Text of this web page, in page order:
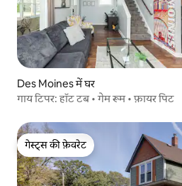
Des Moines में घर
गाय टिपर: हॉट टब • गेम रूम • फ़ायर पिट
गेस्ट्स की फ़ेवरेट
गेस्ट्स की फ़ेवरेट